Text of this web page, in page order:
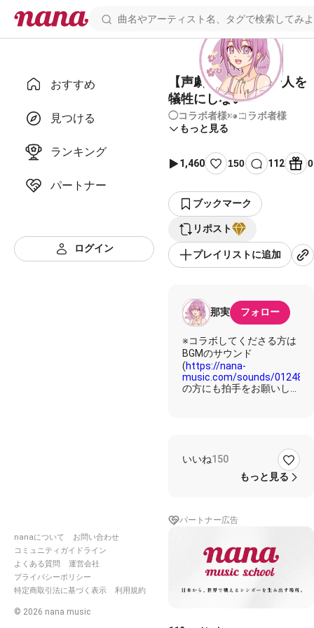
おすすめ
見つける
ランキング
パートナー
ログイン
nanaについて
お問い合わせ
コミュニティガイドライン
よくある質問
運営会社
プライバシーポリシー
特定商取引法に基づく表示
利用規約
© 2026 nana music
【声劇台本】お前一人を
犠牲にしない
◯コラボ者様×●コラボ者様
もっと見る
1,460 150 112 0
ブックマーク
リポスト
プレイリストに追加
那実 フォロー
※コラボしてくださる方は
BGMのサウンド
(https://nana-
music.com/sounds/
の方にも拍手をお願いしま
見た目は真面目な台本です
←
自分の身体が傷つくことを
たいなね、そんな台本だけ
『深夜のラーメン🍜🍥』と
いうデブ活に勤しむ女の子
を好きになってしまった男
だけの台本でございますw
いいね150
もっと見る
パートナー広告